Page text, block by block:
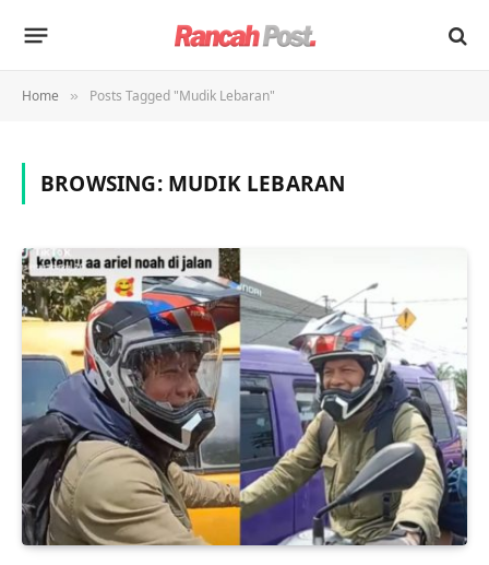
Home » Posts Tagged "Mudik Lebaran"
BROWSING: MUDIK LEBARAN